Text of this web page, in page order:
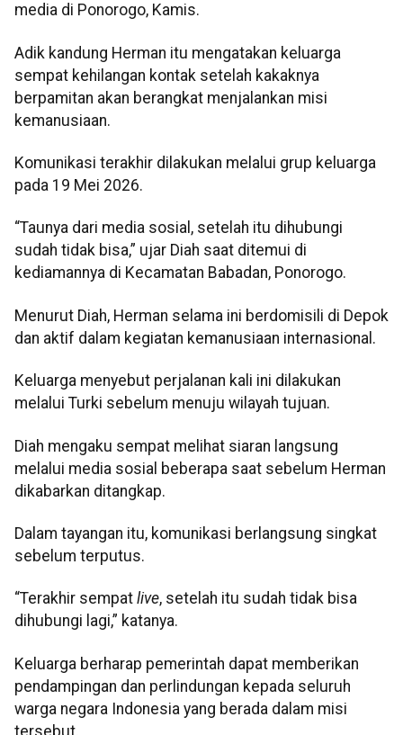
media di Ponorogo, Kamis.
Adik kandung Herman itu mengatakan keluarga
sempat kehilangan kontak setelah kakaknya
berpamitan akan berangkat menjalankan misi
kemanusiaan.
Komunikasi terakhir dilakukan melalui grup keluarga
pada 19 Mei 2026.
“Taunya dari media sosial, setelah itu dihubungi
sudah tidak bisa,” ujar Diah saat ditemui di
kediamannya di Kecamatan Babadan, Ponorogo.
Menurut Diah, Herman selama ini berdomisili di Depok
dan aktif dalam kegiatan kemanusiaan internasional.
Keluarga menyebut perjalanan kali ini dilakukan
melalui Turki sebelum menuju wilayah tujuan.
Diah mengaku sempat melihat siaran langsung
melalui media sosial beberapa saat sebelum Herman
dikabarkan ditangkap.
Dalam tayangan itu, komunikasi berlangsung singkat
sebelum terputus.
“Terakhir sempat live, setelah itu sudah tidak bisa
dihubungi lagi,” katanya.
Keluarga berharap pemerintah dapat memberikan
pendampingan dan perlindungan kepada seluruh
warga negara Indonesia yang berada dalam misi
tersebut.